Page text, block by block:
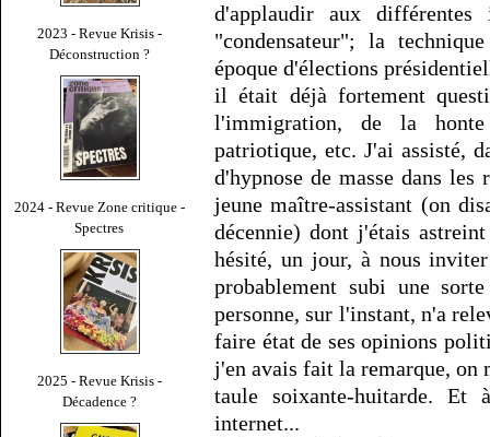
2023 - Revue Krisis -
Déconstruction ?
2024 - Revue Zone critique -
Spectres
2025 - Revue Krisis -
Décadence ?
d'applaudir aux
"condensateur"; la
époque d'élections
il était déjà fortement
l'immigration, de la
patriotique, etc. J'ai assisté,
d'hypnose de masse dans
jeune maître-assistant (on
décennie) dont j'étais
hésité, un jour, à nous
probablement subi une
personne, sur l'instant, n'a
faire état de ses opinions
j'en avais fait la remarque, on
taule soixante-huitarde.
internet...